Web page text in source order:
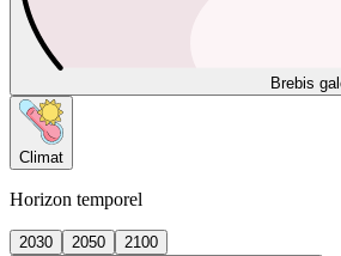
Brebis
Climat
Horizon temporel
2030 2050
2100